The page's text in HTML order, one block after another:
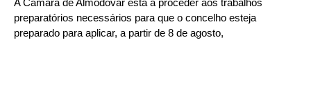
A Câmara de Almodôvar está a proceder aos trabalhos
preparatórios necessários para que o concelho esteja
preparado para aplicar, a partir de 8 de agosto,